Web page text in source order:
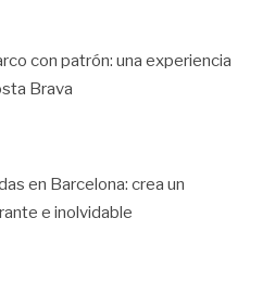
con patrón: una experiencia
Brava
en Barcelona: crea un
e inolvidable